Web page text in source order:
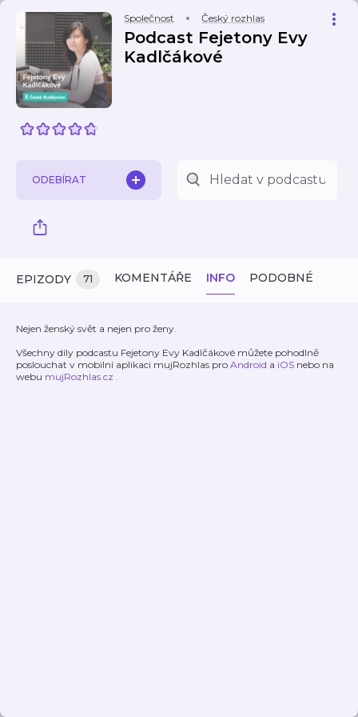
Společnost Český rozhlas
Podcast Fejetony Evy
Kadlčákové
ODEBÍRAT
EPIZODY 71 KOMENTÁŘE INFO PODOBNÉ
Nejen ženský svět a nejen pro ženy.
Všechny díly podcastu Fejetony Evy Kadlčákové můžete pohodlně
poslouchat v mobilní aplikaci mujRozhlas pro Android a iOS nebo na
webu mujRozhlas.cz .